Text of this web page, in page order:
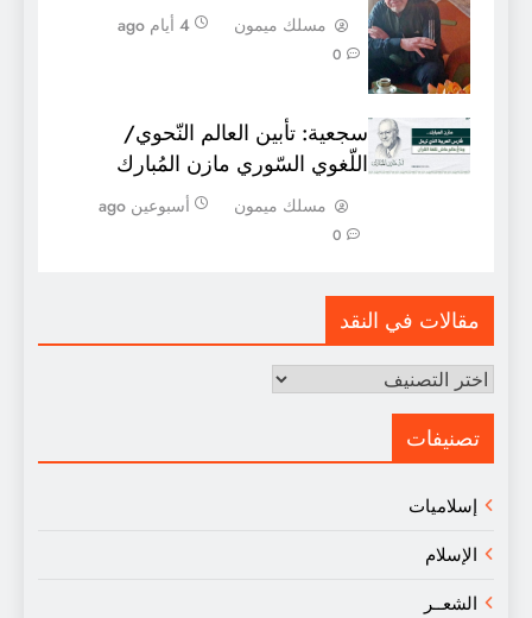
مسلك ميمون 4 أيام ago
0
سجعية: تأبين العالم النّحوي/
اللّغوي السّوري مازن المُبارك
مسلك ميمون أسبوعين ago
0
مقالات في النقد
مقالات
النقد
تصنيفات
إسلاميات
الإسلام
الشعــر